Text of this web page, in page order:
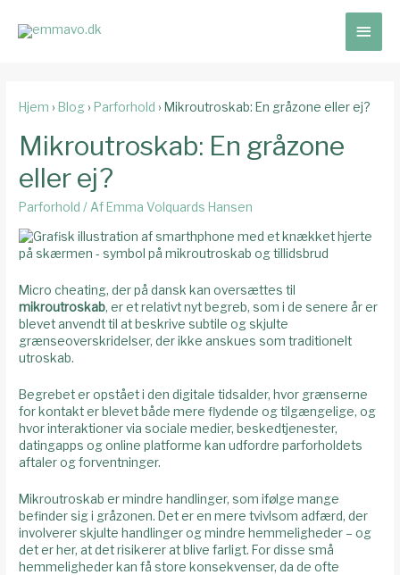
Hjem › Blog› Parforhold › Mikroutroskab: En gråzone eller ej?
Mikroutroskab: En gråzone
eller ej?
Parforhold / Af Emma Volquards Hansen
Micro cheating, der på dansk kan oversættes til
mikroutroskab, er et relativt nyt begreb, som i de senere år er
blevet anvendt til at beskrive subtile og skjulte
grænseoverskridelser, der ikke anskues som traditionelt
utroskab.
Begrebet er opstået i den digitale tidsalder, hvor grænserne
for kontakt er blevet både mere flydende og tilgængelige, og
hvor interaktioner via sociale medier, beskedtjenester,
datingapps og online platforme kan udfordre parforholdets
aftaler og forventninger.
Mikroutroskab er mindre handlinger, som ifølge mange
befinder sig i gråzonen. Det er en mere tvivlsom adfærd, der
involverer skjulte handlinger og mindre hemmeligheder – og
det er her, at det risikerer at blive farligt. For disse små
hemmeligheder kan få store konsekvenser, da de ofte